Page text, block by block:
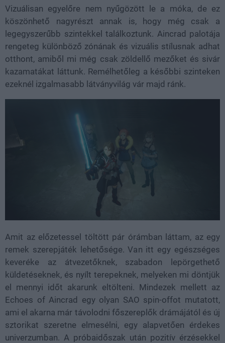
Vizuálisan egyelőre nem nyűgözött le a móka, de ez
köszönhető nagyrészt annak is, hogy még csak a
legegyszerűbb szintekkel találkoztunk. Aincrad palotája
rengeteg különböző zónának és vizuális stílusnak adhat
otthont, amiből mi még csak zöldellő mezőket és sivár
kazamatákat láttunk. Remélhetőleg a későbbi szinteken
ezeknél izgalmasabb látványvilág vár majd ránk.
Amit az előzetessel töltött pár órámban láttam, az egy
remek szerepjáték lehetősége. Van itt egy egészséges
keveréke az átvezetőknek, szabadon lepörgethető
küldetéseknek, és nyílt terepeknek, melyeken mi döntjük
el mennyi időt akarunk eltölteni. Mindezek mellett az
Echoes of Aincrad egy olyan SAO spin-offot mutatott,
ami el akarna már távolodni főszereplők drámájától és új
sztorikat szeretne elmesélni, egy alapvetően érdekes
univerzumban. A próbaidőszak után pozitív érzésekkel